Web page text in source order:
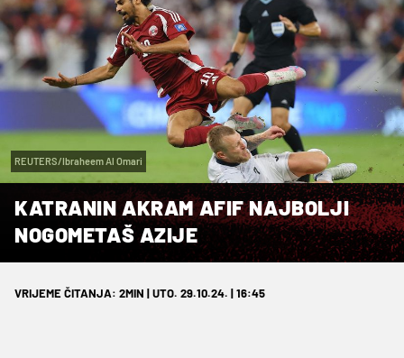
REUTERS/Ibraheem Al Omari
KATRANIN AKRAM AFIF NAJBOLJI
NOGOMETAŠ AZIJE
VRIJEME ČITANJA: 2MIN | UTO. 29.10.24. | 16:45